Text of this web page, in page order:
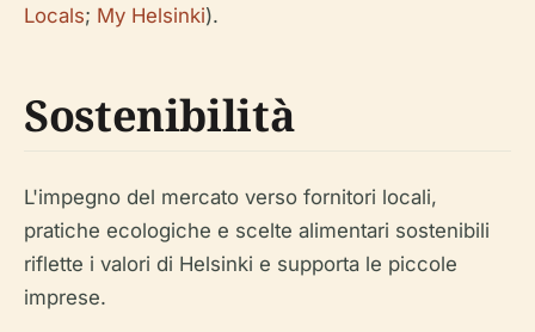
Locals; My Helsinki).
Sostenibilità
L'impegno del mercato verso fornitori locali,
pratiche ecologiche e scelte alimentari sostenibili
riflette i valori di Helsinki e supporta le piccole
imprese.